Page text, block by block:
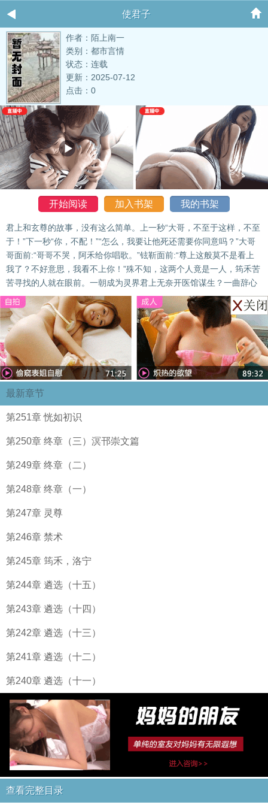
使君子
作者：陌上南一
类别：都市言情
状态：连载
更新：2025-07-12
点击：0
开始阅读 加入书架 我的书架
君上和玄尊的故事，没有这么简单。上一秒“大哥，不至于这样，不至
于！”下一秒“你，不配！”“怎么，我要让他死还需要你同意吗？”大哥
哥面前:“哥哥不哭，阿禾给你唱歌。”铉靳面前:“尊上这般莫不是看上
我了？不好意思，我看不上你！”殊不知，这两个人竟是一人，筠禾苦
苦寻找的人就在眼前。一朝成为灵界君上无奈开医馆谋生？一曲辞心
最新章节
第251章 恍如初识
第250章 终章（三）溟邗崇文篇
第249章 终章（二）
第248章 终章（一）
第247章 灵尊
第246章 禁术
第245章 筠禾，洛宁
第244章 遴选（十五）
第243章 遴选（十四）
第242章 遴选（十三）
第241章 遴选（十二）
第240章 遴选（十一）
查看完整目录